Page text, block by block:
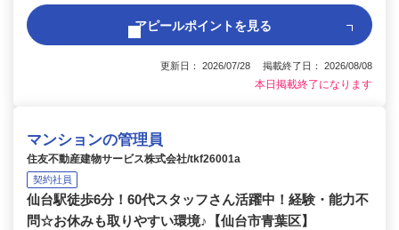
アピールポイントを見る
更新日： 2026/07/28 掲載終了日： 2026/08/08
本日掲載終了になります
マンションの管理員
住友不動産建物サービス株式会社/tkf26001a
契約社員
仙台駅徒歩6分！60代スタッフさん活躍中！経験・能力不
問☆お休みも取りやすい環境♪【仙台市青葉区】